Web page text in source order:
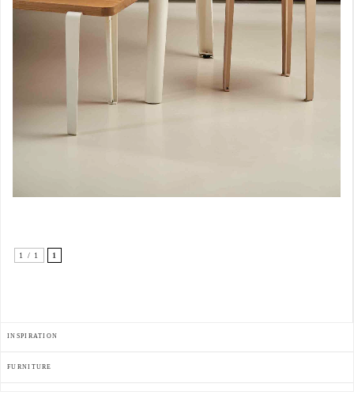
1 / 1 1
INSPIRATION
FURNITURE